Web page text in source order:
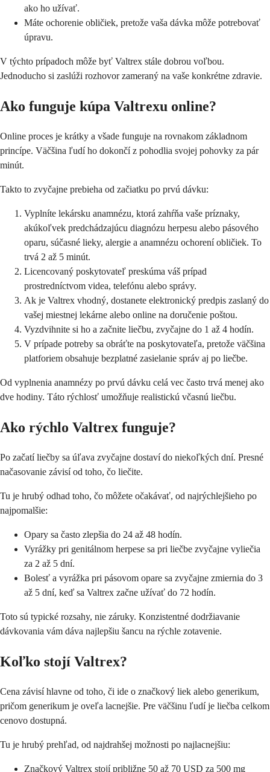
ako ho užívať.
Máte ochorenie obličiek, pretože vaša dávka môže potrebovať
úpravu.
V týchto prípadoch môže byť Valtrex stále dobrou voľbou.
Jednoducho si zaslúži rozhovor zameraný na vaše konkrétne zdravie.
Ako funguje kúpa Valtrexu online?
Online proces je krátky a všade funguje na rovnakom základnom
princípe. Väčšina ľudí ho dokončí z pohodlia svojej pohovky za pár
minút.
Takto to zvyčajne prebieha od začiatku po prvú dávku:
Vyplníte lekársku anamnézu, ktorá zahŕňa vaše príznaky,
akúkoľvek predchádzajúcu diagnózu herpesu alebo pásového
oparu, súčasné lieky, alergie a anamnézu ochorení obličiek. To
trvá 2 až 5 minút.
Licencovaný poskytovateľ preskúma váš prípad
prostredníctvom videa, telefónu alebo správy.
Ak je Valtrex vhodný, dostanete elektronický predpis zaslaný do
vašej miestnej lekárne alebo online na doručenie poštou.
Vyzdvihnite si ho a začnite liečbu, zvyčajne do 1 až 4 hodín.
V prípade potreby sa obráťte na poskytovateľa, pretože väčšina
platforiem obsahuje bezplatné zasielanie správ aj po liečbe.
Od vyplnenia anamnézy po prvú dávku celá vec často trvá menej ako
dve hodiny. Táto rýchlosť umožňuje realistickú včasnú liečbu.
Ako rýchlo Valtrex funguje?
Po začatí liečby sa úľava zvyčajne dostaví do niekoľkých dní. Presné
načasovanie závisí od toho, čo liečite.
Tu je hrubý odhad toho, čo môžete očakávať, od najrýchlejšieho po
najpomalšie:
Opary sa často zlepšia do 24 až 48 hodín.
Vyrážky pri genitálnom herpese sa pri liečbe zvyčajne vyliečia
za 2 až 5 dní.
Bolesť a vyrážka pri pásovom opare sa zvyčajne zmiernia do 3
až 5 dní, keď sa Valtrex začne užívať do 72 hodín.
Toto sú typické rozsahy, nie záruky. Konzistentné dodržiavanie
dávkovania vám dáva najlepšiu šancu na rýchle zotavenie.
Koľko stojí Valtrex?
Cena závisí hlavne od toho, či ide o značkový liek alebo generikum,
pričom generikum je oveľa lacnejšie. Pre väčšinu ľudí je liečba celkom
cenovo dostupná.
Tu je hrubý prehľad, od najdrahšej možnosti po najlacnejšiu:
Značkový Valtrex stojí približne 50 až 70 USD za 500 mg